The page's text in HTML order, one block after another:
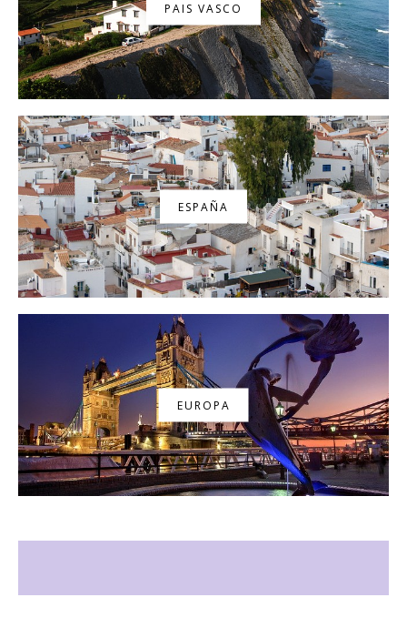
PAIS VASCO
ESPAÑA
EUROPA